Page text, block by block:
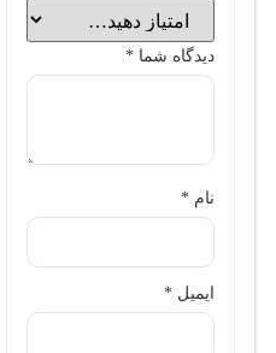
دیدگاه شما *
نام *
ایمیل *